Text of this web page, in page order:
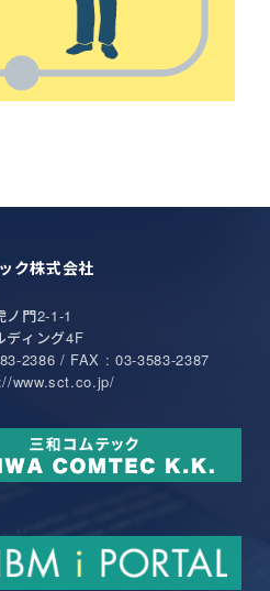
ク株式会社
ノ門2-1-1
ディング4F
2386 / FAX : 03-3583-2387
www.sct.co.jp/